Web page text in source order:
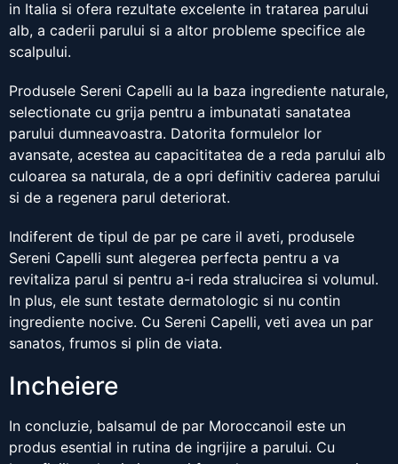
in Italia si ofera rezultate excelente in tratarea parului
alb, a caderii parului si a altor probleme specifice ale
scalpului.
Produsele Sereni Capelli au la baza ingrediente naturale,
selectionate cu grija pentru a imbunatati sanatatea
parului dumneavoastra. Datorita formulelor lor
avansate, acestea au capacititatea de a reda parului alb
culoarea sa naturala, de a opri definitiv caderea parului
si de a regenera parul deteriorat.
Indiferent de tipul de par pe care il aveti, produsele
Sereni Capelli sunt alegerea perfecta pentru a va
revitaliza parul si pentru a-i reda stralucirea si volumul.
In plus, ele sunt testate dermatologic si nu contin
ingrediente nocive. Cu Sereni Capelli, veti avea un par
sanatos, frumos si plin de viata.
Incheiere
In concluzie, balsamul de par Moroccanoil este un
produs esential in rutina de ingrijire a parului. Cu